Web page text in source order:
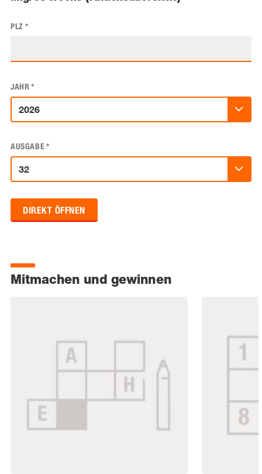
PLZ *
JAHR*
AUSGABE*
DIREKT ÖFFNEN
Mitmachen und gewinnen